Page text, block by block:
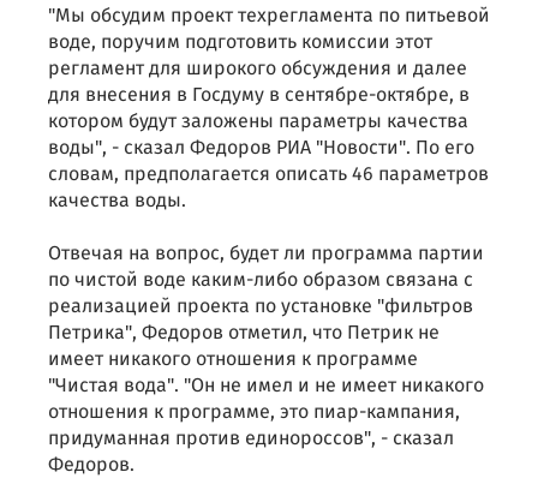
"Мы обсудим проект техрегламента по питьевой
воде, поручим подготовить комиссии этот
регламент для широкого обсуждения и далее
для внесения в Госдуму в сентябре-октябре, в
котором будут заложены параметры качества
воды", - сказал Федоров РИА "Новости". По его
словам, предполагается описать 46 параметров
качества воды.
Отвечая на вопрос, будет ли программа партии
по чистой воде каким-либо образом связана с
реализацией проекта по установке "фильтров
Петрика", Федоров отметил, что Петрик не
имеет никакого отношения к программе
"Чистая вода". "Он не имел и не имеет никакого
отношения к программе, это пиар-кампания,
придуманная против единороссов", - сказал
Федоров.